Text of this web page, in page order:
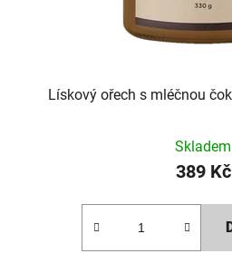
Lískový ořech s mléčnou
Skladem
389 Kč